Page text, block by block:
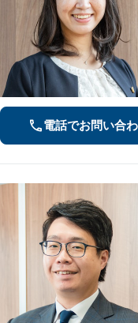
電話でお問い合